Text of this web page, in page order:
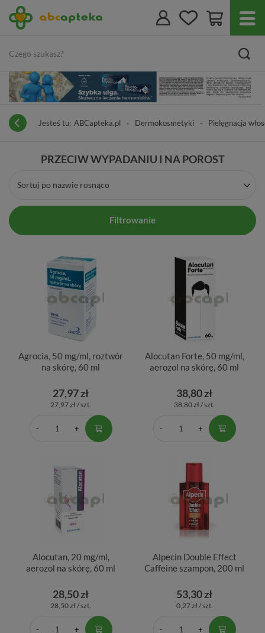
Jesteś tu: ABCapteka.pl Dermokosmetyki Pielęgnacja
PRZECIW WYPADANIU I NA POROST
Sortuj po nazwie rosnąco
Filtrowanie
Agrocia, 50 mg/ml, roztwór
na skórę, 60 ml
27,97 zł
27,97 zł / szt.
Alocutan Forte, 50 mg/ml,
aerozol na skórę, 60 ml
38,80 zł
38,80 zł / szt.
Alocutan, 20 mg/ml,
aerozol na skórę, 60 ml
28,50 zł
28,50 zł / szt.
Alpecin Double Effect
Caffeine szampon, 200 ml
53,30 zł
0,27 zł / szt.